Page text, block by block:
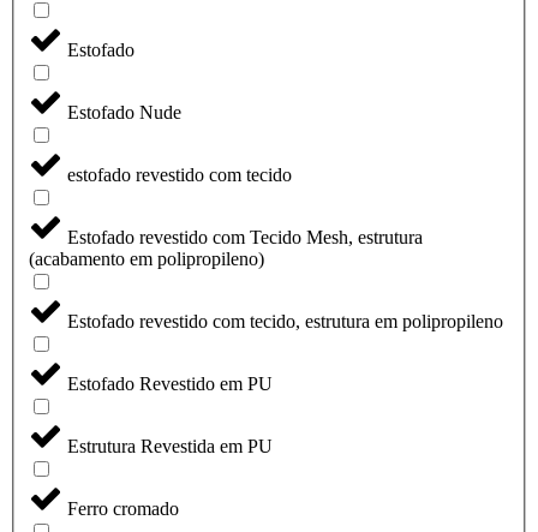
Estofado
Estofado Nude
estofado revestido com tecido
Estofado revestido com Tecido Mesh, estrutura
(acabamento em polipropileno)
Estofado revestido com tecido, estrutura em polipropileno
Estofado Revestido em PU
Estrutura Revestida em PU
Ferro cromado